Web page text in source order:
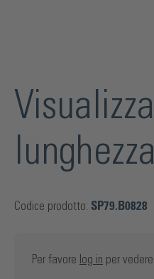
lunghezza
Codice prodotto: SP79.B0828
Per favore log in per vedere